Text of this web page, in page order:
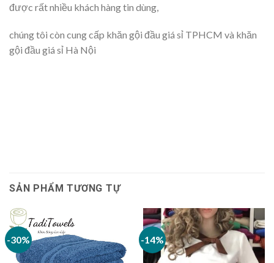
được rất nhiều khách hàng tin dùng,
chúng tôi còn cung cấp khăn gội đầu giá sỉ TPHCM và khăn
gội đầu giá sỉ Hà Nội
5.00
dựa trên
3
đánh giá
SẢN PHẨM TƯƠNG TỰ
-30% -14%